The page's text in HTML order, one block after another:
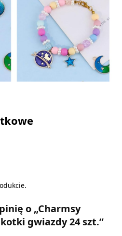
o „Charmsy
gwiazdy 24 szt.”